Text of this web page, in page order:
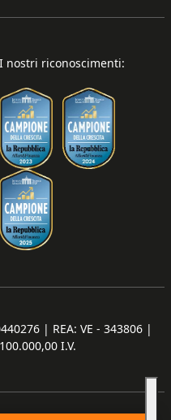
I nostri riconoscimenti:
| REA: VE - 343806 |
I.V.